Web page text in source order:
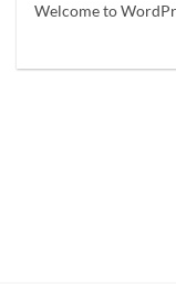
Welcome to